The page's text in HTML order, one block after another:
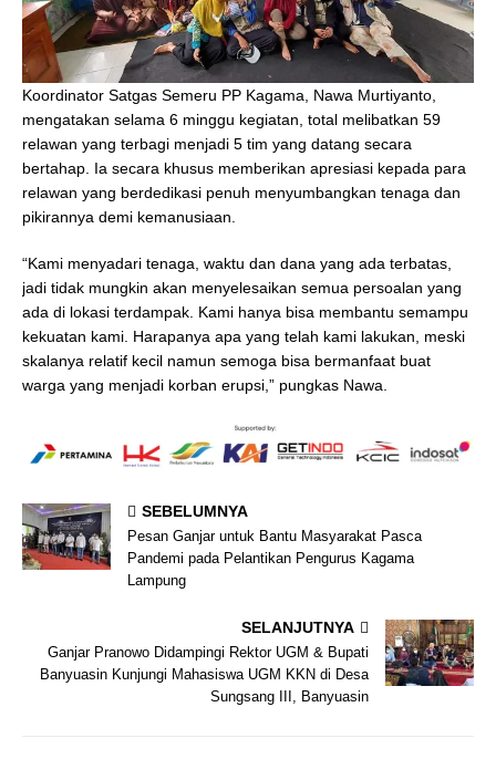
Koordinator Satgas Semeru PP Kagama, Nawa Murtiyanto,
mengatakan selama 6 minggu kegiatan, total melibatkan 59
relawan yang terbagi menjadi 5 tim yang datang secara
bertahap. Ia secara khusus memberikan apresiasi kepada para
relawan yang berdedikasi penuh menyumbangkan tenaga dan
pikirannya demi kemanusiaan.
“Kami menyadari tenaga, waktu dan dana yang ada terbatas,
jadi tidak mungkin akan menyelesaikan semua persoalan yang
ada di lokasi terdampak. Kami hanya bisa membantu semampu
kekuatan kami. Harapanya apa yang telah kami lakukan, meski
skalanya relatif kecil namun semoga bisa bermanfaat buat
warga yang menjadi korban erupsi,” pungkas Nawa.
SEBELUMNYA
Pesan Ganjar untuk Bantu Masyarakat Pasca
Pandemi pada Pelantikan Pengurus Kagama
Lampung
SELANJUTNYA
Ganjar Pranowo Didampingi Rektor UGM & Bupati
Banyuasin Kunjungi Mahasiswa UGM KKN di Desa
Sungsang III, Banyuasin